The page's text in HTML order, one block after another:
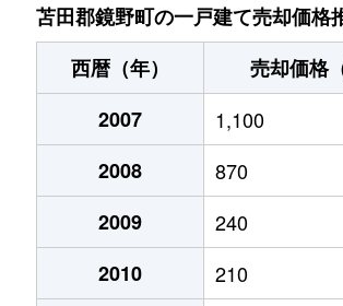
苫田郡鏡野町の一戸建て売却価格
西暦（年）
売却価格
2007
1,100
2008
870
2009
240
2010
210